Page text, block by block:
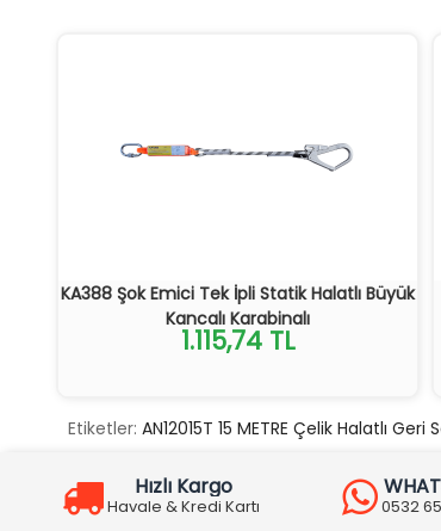
KA388 Şok Emici Tek İpli Statik Halatlı Büyük
Kancalı Karabinalı
1.115,74 TL
Etiketler: AN12015T 15 METRE Çelik Halatlı
Hızlı Kargo
Havale & Kredi Kartı 0532